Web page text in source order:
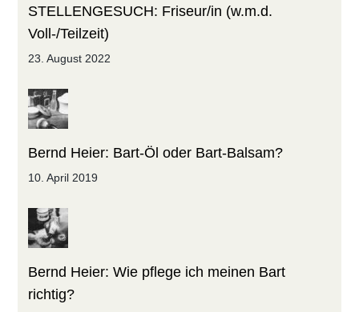
STELLENGESUCH: Friseur/in (w.m.d.
Voll-/Teilzeit)
23. August 2022
Bernd Heier: Bart-Öl oder Bart-Balsam?
10. April 2019
Bernd Heier: Wie pflege ich meinen Bart
richtig?